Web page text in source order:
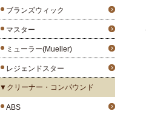
ブランズウィック
マスター
ミューラー(Mueller)
レジェンドスター
▼クリーナー・コンパウンド
ABS